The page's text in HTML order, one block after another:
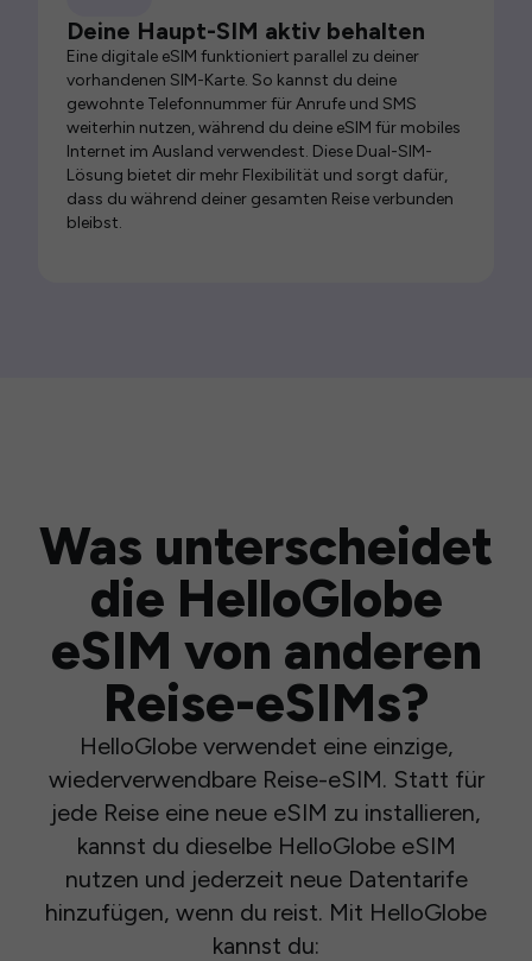
Deine Haupt-SIM aktiv behalten
Eine digitale eSIM funktioniert parallel zu deiner
vorhandenen SIM-Karte. So kannst du deine
gewohnte Telefonnummer für Anrufe und SMS
weiterhin nutzen, während du deine eSIM für mobiles
Internet im Ausland verwendest. Diese Dual-SIM-
Lösung bietet dir mehr Flexibilität und sorgt dafür,
dass du während deiner gesamten Reise verbunden
bleibst.
Was unterscheidet
die HelloGlobe
eSIM von anderen
Reise-eSIMs?
HelloGlobe verwendet eine einzige,
wiederverwendbare Reise-eSIM. Statt für
jede Reise eine neue eSIM zu installieren,
kannst du dieselbe HelloGlobe eSIM
nutzen und jederzeit neue Datentarife
hinzufügen, wenn du reist. Mit HelloGlobe
kannst du: